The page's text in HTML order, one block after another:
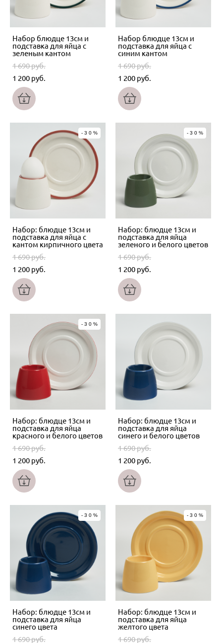
Набор блюдце 13см и
подставка для яйца с
зеленым кантом
1 690 pуб.
1 200 pуб.
Набор блюдце 13см и
подставка для яйца с
синим кантом
1 690 pуб.
1 200 pуб.
-30%
Набор: блюдце 13см и
подставка для яйца с
кантом кирпичного цвета
1 690 pуб.
1 200 pуб.
-30%
Набор: блюдце 13см и
подставка для яйца
зеленого и белого цветов
1 690 pуб.
1 200 pуб.
-30%
Набор: блюдце 13см и
подставка для яйца
красного и белого цветов
1 690 pуб.
1 200 pуб.
Набор: блюдце 13см и
подставка для яйца
синего и белого цветов
1 690 pуб.
1 200 pуб.
-30%
Набор: блюдце 13см и
подставка для яйца
синего цвета
1 690 pуб.
-30%
Набор: блюдце 13см и
подставка для яйца
желтого цвета
1 690 pуб.